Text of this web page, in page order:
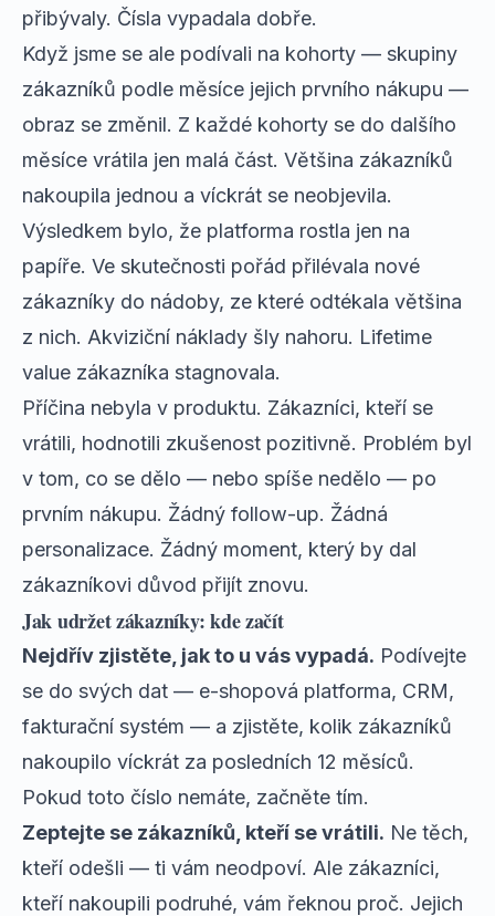
přibývaly. Čísla vypadala dobře.
Když jsme se ale podívali na kohorty — skupiny
zákazníků podle měsíce jejich prvního nákupu —
obraz se změnil. Z každé kohorty se do dalšího
měsíce vrátila jen malá část. Většina zákazníků
nakoupila jednou a víckrát se neobjevila.
Výsledkem bylo, že platforma rostla jen na
papíře. Ve skutečnosti pořád přilévala nové
zákazníky do nádoby, ze které odtékala většina
z nich. Akviziční náklady šly nahoru. Lifetime
value zákazníka stagnovala.
Příčina nebyla v produktu. Zákazníci, kteří se
vrátili, hodnotili zkušenost pozitivně. Problém byl
v tom, co se dělo — nebo spíše nedělo — po
prvním nákupu. Žádný follow-up. Žádná
personalizace. Žádný moment, který by dal
zákazníkovi důvod přijít znovu.
Jak udržet zákazníky: kde začít
Nejdřív zjistěte, jak to u vás vypadá. Podívejte
se do svých dat — e-shopová platforma, CRM,
fakturační systém — a zjistěte, kolik zákazníků
nakoupilo víckrát za posledních 12 měsíců.
Pokud toto číslo nemáte, začněte tím.
Zeptejte se zákazníků, kteří se vrátili. Ne těch,
kteří odešli — ti vám neodpoví. Ale zákazníci,
kteří nakoupili podruhé, vám řeknou proč. Jejich